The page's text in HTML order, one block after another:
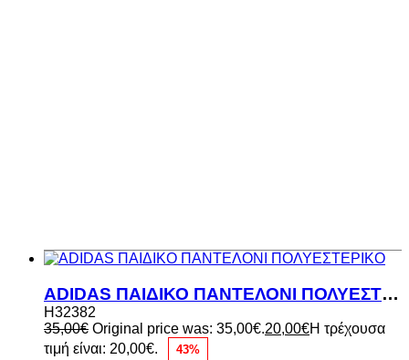
ADIDAS ΠΑΙΔΙΚΟ ΠΑΝΤΕΛΟΝΙ ΠΟΛΥΕΣΤΕΡΙΚΟ
H32382
35,00€ Original price was: 35,00€.20,00€Η τρέχουσα
τιμή είναι: 20,00€.
43%